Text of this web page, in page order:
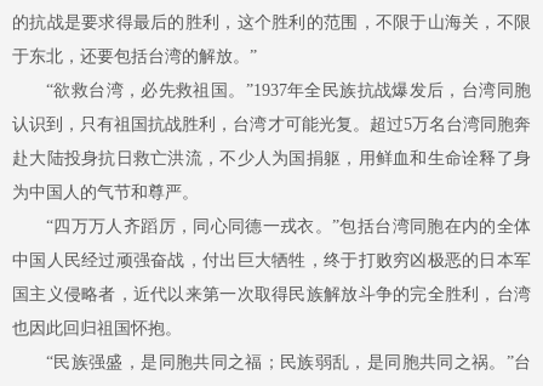
的抗战是要求得最后的胜利，这个胜利的范围，不限于山海关，不限
于东北，还要包括台湾的解放。”
“欲救台湾，必先救祖国。”1937年全民族抗战爆发后，台湾同胞
认识到，只有祖国抗战胜利，台湾才可能光复。超过5万名台湾同胞奔
赴大陆投身抗日救亡洪流，不少人为国捐躯，用鲜血和生命诠释了身
为中国人的气节和尊严。
“四万万人齐蹈厉，同心同德一戎衣。”包括台湾同胞在内的全体
中国人民经过顽强奋战，付出巨大牺牲，终于打败穷凶极恶的日本军
国主义侵略者，近代以来第一次取得民族解放斗争的完全胜利，台湾
也因此回归祖国怀抱。
“民族强盛，是同胞共同之福；民族弱乱，是同胞共同之祸。”台